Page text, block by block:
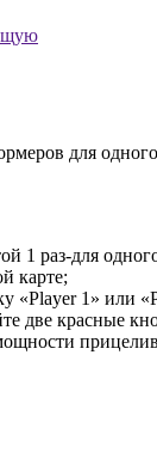
для
1 раз-для
карте;
«Player 1» или
две красные